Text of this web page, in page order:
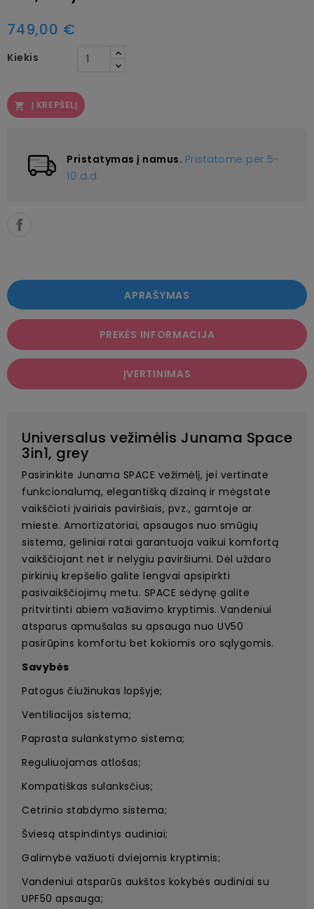
749,00 €
Kiekis
 Į KREPŠELĮ
Pristatymas į namus. Pristatome per 5-
10 d.d.
APRAŠYMAS
PREKĖS INFORMACIJA
ĮVERTINIMAS
Universalus vežimėlis Junama Space
3in1, grey
Pasirinkite Junama SPACE vežimėlį, jei vertinate
funkcionalumą, elegantišką dizainą ir mėgstate
vaikščioti įvairiais paviršiais, pvz., gamtoje ar
mieste. Amortizatoriai, apsaugos nuo smūgių
sistema, geliniai ratai garantuoja vaikui komfortą
vaikščiojant net ir nelygiu paviršiumi. Dėl uždaro
pirkinių krepšelio galite lengvai apsipirkti
pasivaikščiojimų metu. SPACE sėdynę galite
pritvirtinti abiem važiavimo kryptimis. Vandeniui
atsparus apmušalas su apsauga nuo UV50
pasirūpins komfortu bet kokiomis oro sąlygomis.
Savybės
Patogus čiužinukas lopšyje;
Ventiliacijos sistema;
Paprasta sulankstymo sistema;
Reguliuojamas atlošas;
Kompatiškas sulanksčius;
Cetrinio stabdymo sistema;
Šviesą atspindintys audiniai;
Galimybė važiuoti dviejomis kryptimis;
Vandeniui atsparūs aukštos kokybės audiniai su
UPF50 apsauga;